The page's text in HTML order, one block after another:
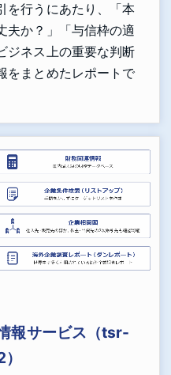
を行うにあたり、「本
夫か？」「与信枠の適
ジネス上の重要な判断
をまとめたレポートで
報サービス（tsr-